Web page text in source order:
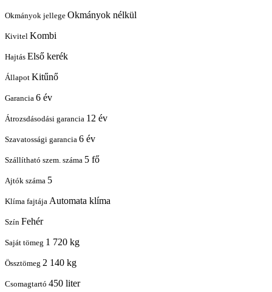
Okmányok jellege Okmányok nélkül
Kivitel Kombi
Hajtás Első kerék
Állapot Kitűnő
Garancia 6 év
Átrozsdásodási garancia 12 év
Szavatossági garancia 6 év
Szállítható szem. száma 5 fő
Ajtók száma 5
Klíma fajtája Automata klíma
Szín Fehér
Saját tömeg 1 720 kg
Össztömeg 2 140 kg
Csomagtartó 450 liter